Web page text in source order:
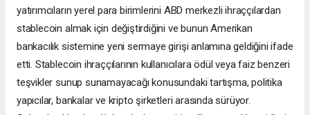
yatırımcıların yerel para birimlerini ABD merkezli ihraççılardan
stablecoin almak için değiştirdiğini ve bunun Amerikan
bankacılık sistemine yeni sermaye girişi anlamına geldiğini ifade
etti. Stablecoin ihraççılarının kullanıcılara ödül veya faiz benzeri
teşvikler sunup sunamayacağı konusundaki tartışma, politika
yapıcılar, bankalar ve kripto şirketleri arasında sürüyor.